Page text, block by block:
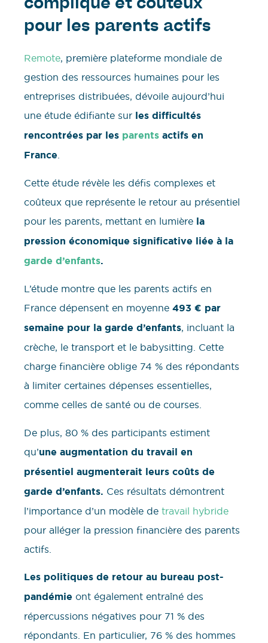
compliqué et coûteux
pour les parents actifs
Remote, première plateforme mondiale de
gestion des ressources humaines pour les
entreprises distribuées, dévoile aujourd’hui
une étude édifiante sur les difficultés
rencontrées par les parents actifs en
France
Cette étude révèle les défis complexes et
coûteux que représente le retour au présentiel
pour les parents, mettant en lumière la
pression économique significative liée à la
garde d’enfants.
L’étude montre que les parents actifs en
France dépensent en moyenne 493 € par
semaine pour la garde d’enfants, incluant la
crèche, le transport et le babysitting. Cette
charge financière oblige 74 % des répondants
à limiter certaines dépenses essentielles,
comme celles de santé ou de courses.
De plus, 80 % des participants estiment
qu’une augmentation du travail en
présentiel augmenterait leurs coûts de
garde d’enfants. Ces résultats démontrent
l’importance d’un modèle de travail hybride
pour alléger la pression financière des parents
actifs.
Les politiques de retour au bureau post-
pandémie ont également entraîné des
répercussions négatives pour 71 % des
répondants. En particulier, 76 % des hommes